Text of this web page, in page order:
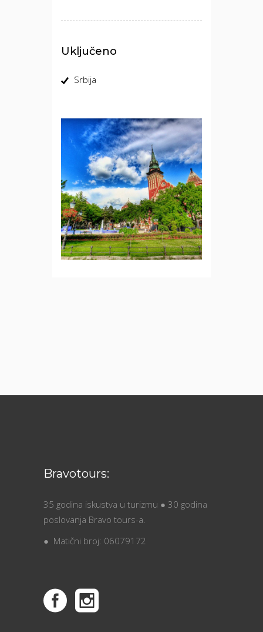
Uključeno
Srbija
Bravotours:
35 godina iskustva u turizmu ● 30 godina
poslovanja Bravo tours-a.
● Matični broj: 06079172